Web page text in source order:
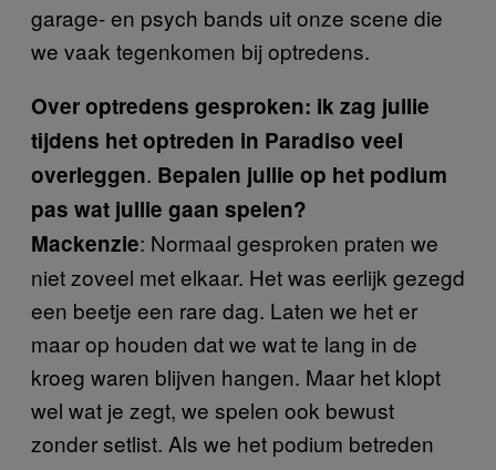
garage- en psych bands uit onze scene die
we vaak tegenkomen bij optredens.
Over optredens gesproken: ik zag jullie
tijdens het optreden in Paradiso veel
overleggen. Bepalen jullie op het podium
pas wat jullie gaan spelen?
Mackenzie: Normaal gesproken praten we
niet zoveel met elkaar. Het was eerlijk gezegd
een beetje een rare dag. Laten we het er
maar op houden dat we wat te lang in de
kroeg waren blijven hangen. Maar het klopt
wel wat je zegt, we spelen ook bewust
zonder setlist. Als we het podium betreden